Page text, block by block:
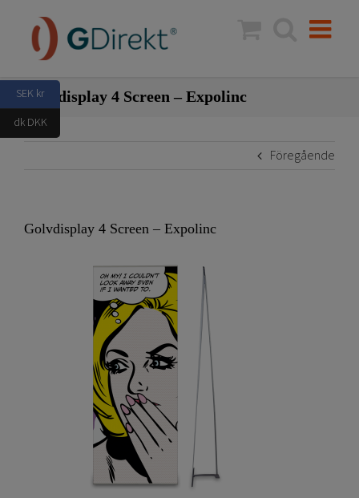
innehållet
Golvdisplay 4 Screen – Expolinc
Föregående
Golvdisplay 4 Screen – Expolinc
SEK kr
dk DKK